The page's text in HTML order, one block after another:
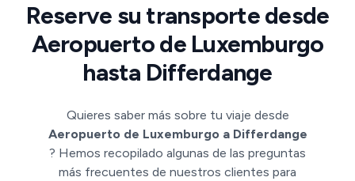
Reserve su transporte desde
Aeropuerto de Luxemburgo
hasta Differdange
Quieres saber más sobre tu viaje desde
Aeropuerto de Luxemburgo a Differdange
? Hemos recopilado algunas de las preguntas
más frecuentes de nuestros clientes para